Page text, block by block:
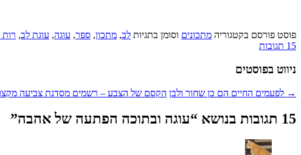
פוסט פורסם בקטגוריה מתכונים וסומן בתגיות לב, מתכון, ספר, עוגה, עוגת לב, רות
15 תגובות
ניווט בפוסטים
→ לפעמים החיים הם כן שחור ולבן הקסם של הצבע – רשמים מסדנת צביעה
15 תגובות בנושא “ עוגה ובתוכה הפתעה של אהבה”